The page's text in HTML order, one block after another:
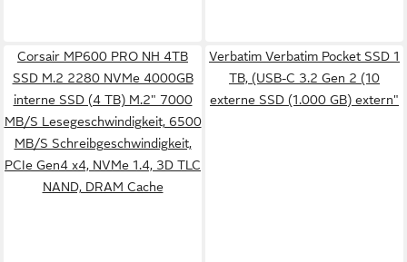
Corsair MP600 PRO NH 4TB
SSD M.2 2280 NVMe 4000GB
interne SSD (4 TB) M.2" 7000
MB/S Lesegeschwindigkeit, 6500
MB/S Schreibgeschwindigkeit,
PCIe Gen4 x4, NVMe 1.4, 3D TLC
NAND, DRAM Cache
Verbatim Verbatim Pocket SSD 1
TB, (USB-C 3.2 Gen 2 (10
externe SSD (1.000 GB) extern"